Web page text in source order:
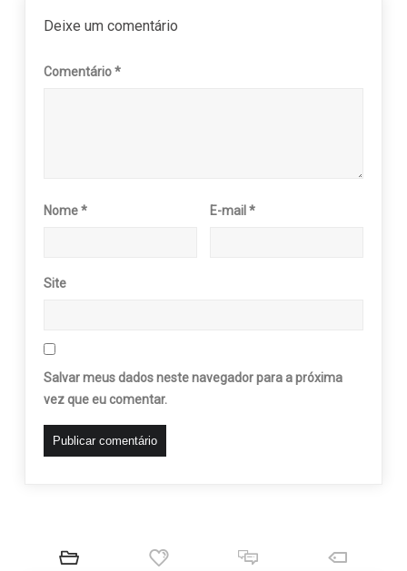
Deixe um comentário
Comentário*
Nome* E-mail*
Site
Salvar meus dados neste navegador para a próxima
vez que eu comentar.